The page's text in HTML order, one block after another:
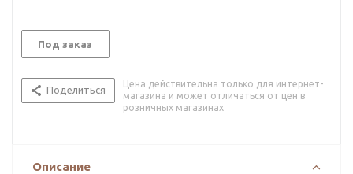
Под заказ
Поделиться
Цена действительна только для интернет-
магазина и может отличаться от цен в
розничных магазинах
Описание